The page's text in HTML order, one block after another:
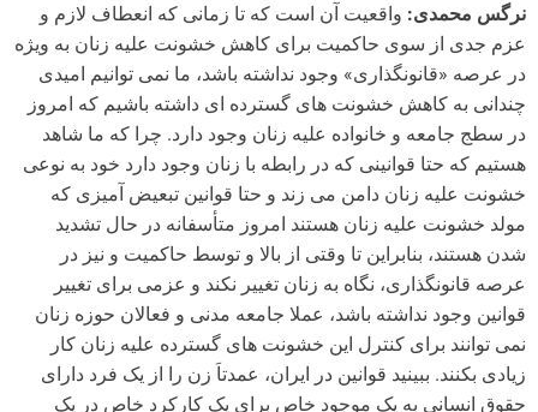
نرگس محمدی: واقعیت آن است که تا زمانی که انعطاف لازم و
عزم جدی از سوی حاکمیت برای کاهش خشونت علیه زنان به ویژه
در عرصه «قانونگذاری» وجود نداشته باشد، ما نمی توانیم امیدی
چندانی به کاهش خشونت های گسترده ای داشته باشیم که امروز
در سطج جامعه و خانواده علیه زنان وجود دارد. چرا که ما شاهد
هستیم که حتا قوانینی که در رابطه با زنان وجود دارد خود به نوعی
خشونت علیه زنان دامن می زند و حتا قوانین تبعیض آمیزی که
مولد خشونت علیه زنان هستند امروز متأسفانه در حال تشدید
شدن هستند، بنابراین تا وقتی از بالا و توسط حاکمیت و نیز در
عرصه قانونگذاری، نگاه به زنان تغییر نکند و عزمی برای تغییر
قوانین وجود نداشته باشد، عملا جامعه مدنی و فعالان حوزه زنان
نمی توانند برای کنترل این خشونت های گسترده علیه زنان کار
زیادی بکنند. ببینید قوانین در ایران، عمدتاَ زن را از یک فرد دارای
حقوق انسانی به یک موجود خاص برای یک کارکرد خاص در یک